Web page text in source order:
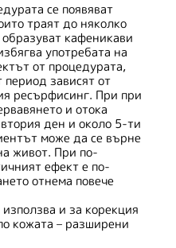
се появяват
траят до няколко
кафеникави
употребата на
от процедурата,
период зависят от
ресърфисинг. При при
и отока
ден и около 5-ти
може да се върне
живот. При по-
ефект е по-
отнема повече
и за корекция
кожата – разширени